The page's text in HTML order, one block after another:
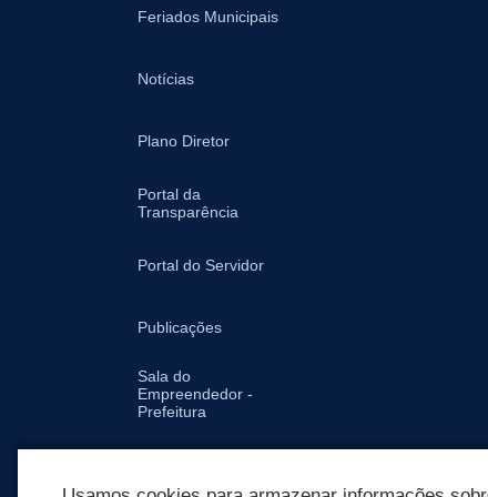
Feriados Municipais
Notícias
Plano Diretor
Portal da
Transparência
Portal do Servidor
Publicações
Sala do
Empreendedor -
Prefeitura